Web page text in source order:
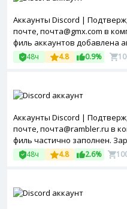
Аккаунты Discord |
почте, почта@gmx.com в
филь аккаунтов добавлена
ited Kingdom ip.
48ч 4.8 0.9%
Аккаунты Discord |
почте, почта@rambler.ru в
филь частично заполнен.
ip
48ч 4.8 2.6%